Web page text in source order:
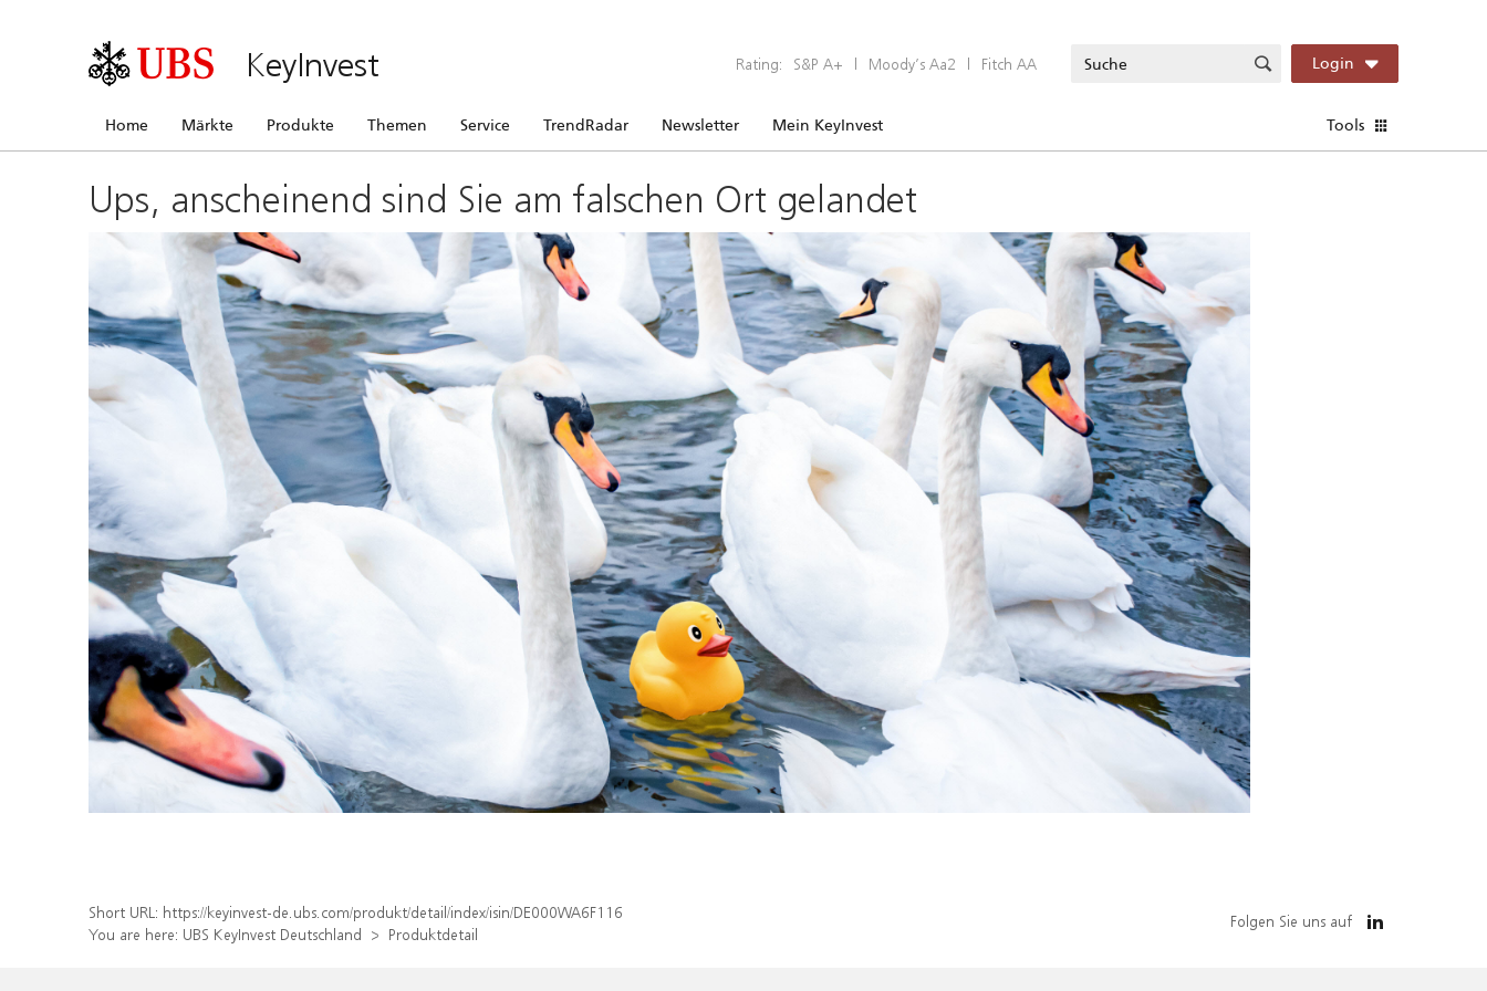
KeyInvest Rating: S&P A+ | Moody’s Aa2 | Fitch AA Login
Home Märkte Produkte Themen Service TrendRadar Newsletter Mein KeyInvest Tools
Ups, anscheinend sind Sie am falschen Ort gelandet
Short URL: https://keyinvest-de.ubs.com/produkt/detail/index/isin/DE000WA6F116
You are here: UBS KeyInvest Deutschland Produktdetail
Folgen Sie uns auf